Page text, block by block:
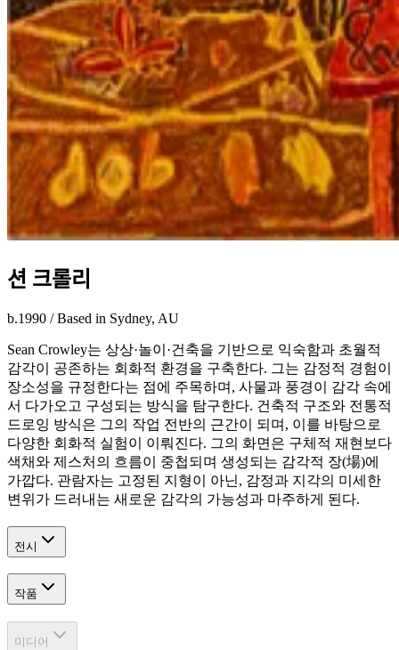
션 크롤리
b.1990 /Based in Sydney, AU
Sean Crowley는 상상·놀이·건축을 기반으로 익숙함과 초월적
감각이 공존하는 회화적 환경을 구축한다. 그는 감정적 경험이
장소성을 규정한다는 점에 주목하며, 사물과 풍경이 감각 속에
서 다가오고 구성되는 방식을 탐구한다. 건축적 구조와 전통적
드로잉 방식은 그의 작업 전반의 근간이 되며, 이를 바탕으로
다양한 회화적 실험이 이뤄진다. 그의 화면은 구체적 재현보다
색채와 제스처의 흐름이 중첩되며 생성되는 감각적 장(場)에
가깝다. 관람자는 고정된 지형이 아닌, 감정과 지각의 미세한
변위가 드러내는 새로운 감각의 가능성과 마주하게 된다.
전시
작품
미디어